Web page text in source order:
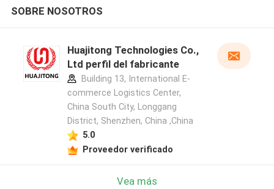
SOBRE NOSOTROS
Huajitong Technologies Co.,
Ltd perfil del fabricante
Building 13, International E-
commerce Logistics Center,
China South City, Longgang
District, Shenzhen, China ,China
5.0
Proveedor verificado
Vea más